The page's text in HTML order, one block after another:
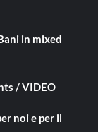
in mixed
/ VIDEO
noi e per il